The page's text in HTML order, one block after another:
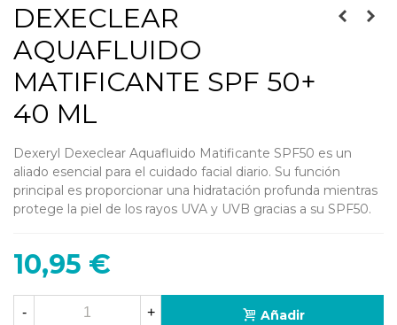
DEXECLEAR
AQUAFLUIDO
MATIFICANTE SPF 50+
40 ML
Dexeryl Dexeclear Aquafluido Matificante SPF50 es un
aliado esencial para el cuidado facial diario. Su función
principal es proporcionar una hidratación profunda mientras
protege la piel de los rayos UVA y UVB gracias a su SPF50.
10,95 €
- + Añadir